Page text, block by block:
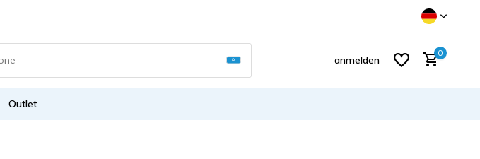
Verwende die Pfeile nach oben und unten, um
anmelden
0
Outlet